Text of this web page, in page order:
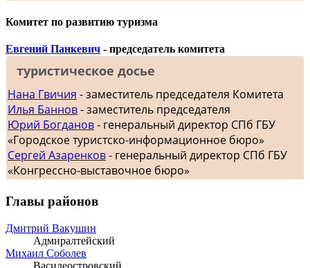
Комитет по развитию туризма
Евгений Панкевич - председатель комитета
туристическое досье
Нана Гвичия - заместитель председателя Комитета
Илья Баннов- заместитель председателя
Юрий Богданов- генеральный директор СПб ГБУ
«Городское туристско-информационное бюро»
Сергей Азаренков- генеральный директор СПб ГБУ
«Конгрессно-выставочное бюро»
Главы районов
Дмитрий Вакушин
Адмиралтейский
Михаил Соболев
Василеостровский